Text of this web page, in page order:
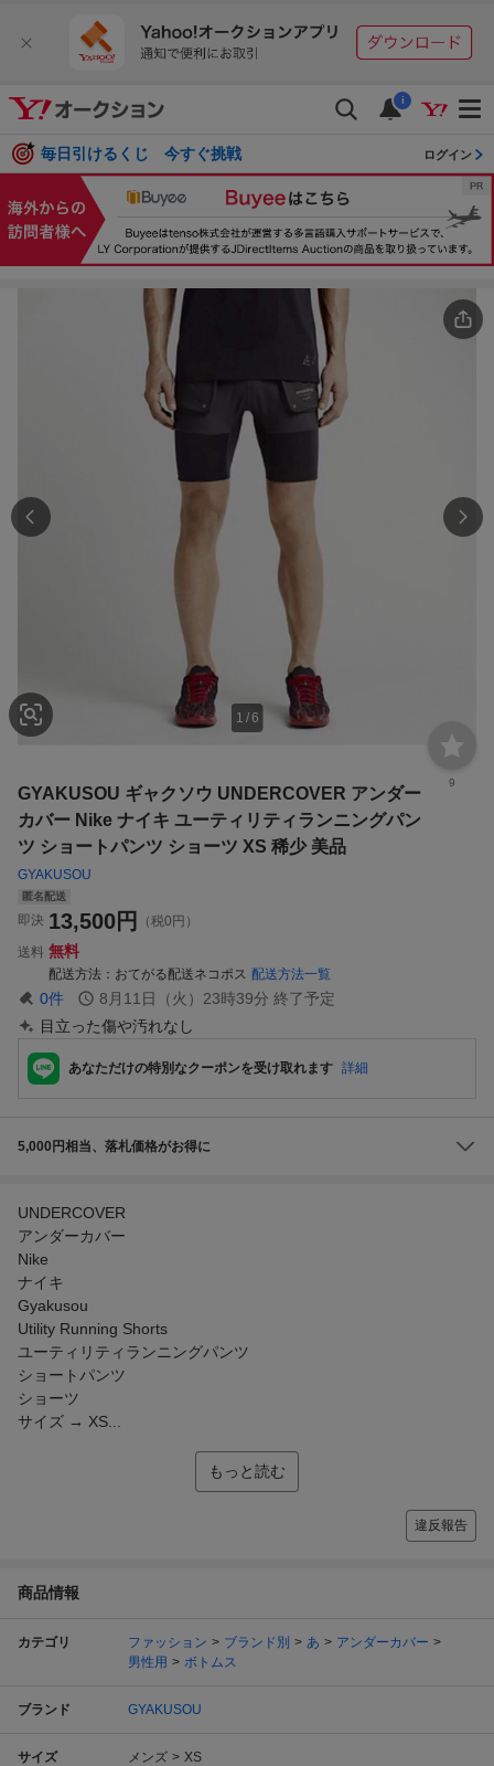
i
毎日引けるくじ 今すぐ挑戦 ログイン
1 /6
9
GYAKUSOU ギャクソウ UNDERCOVER アンダー
カバー Nike ナイキ ユーティリティランニングパン
ツ ショートパンツ ショーツ XS 稀少 美品
GYAKUSOU
匿名配送
即決 13,500円
（税0円）
送料 無料
配送方法 おてがる配送ネコポス 配送方法一覧
0件 8月11日（火）23時39分 終了予定
目立った傷や汚れなし
あなただけの特別なクーポンを受け取れます 詳細
5,000円相当、落札価格がお得に
UNDERCOVER
アンダーカバー
Nike
ナイキ
Gyakusou
Utility Running Shorts
ユーティリティランニングパンツ
ショートパンツ
ショーツ
サイズ → XS...
もっと読む
違反報告
商品情報
カテゴリ ファッション ブランド別 あ
アンダーカバー
男性用
ボトムス
ブランド GYAKUSOU
サイズ メンズ XS